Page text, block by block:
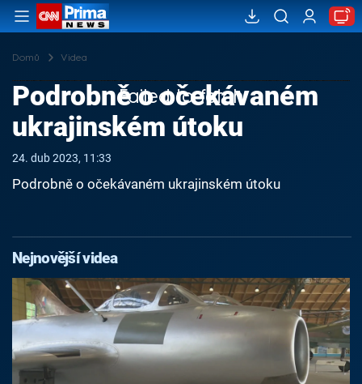
Domů Videa
Failed to fetch
Podrobně o očekávaném
ukrajinském útoku
24. dub 2023, 11:33
Podrobně o očekávaném ukrajinském útoku
Nejnovější videa